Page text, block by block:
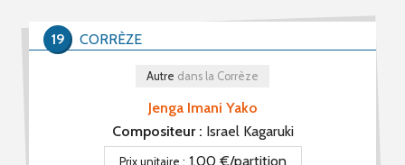
Jenga Imani Yako
Autre dans la Corrèze
CORRÈZE
19
Compositeur : Israel Kagaruki
Prix unitaire : 1,00 €/partition